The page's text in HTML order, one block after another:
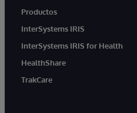
Productos
InterSystems IRIS
InterSystems IRIS for Health
HealthShare
TrakCare